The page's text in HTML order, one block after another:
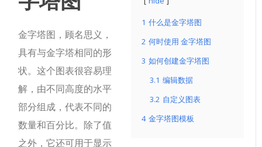
1 什么是金字塔图
2 何时使用 金字塔图
3 如何创建金字塔图
3.1 编辑数据
3.2 自定义图表
4 金字塔图模板
金字塔图，顾名思义，
具有与金字塔相同的形
状。这个图表很容易理
解，由不同高度的水平
部分组成，代表不同的
数量和百分比。除了值
之外，它还可用于显示